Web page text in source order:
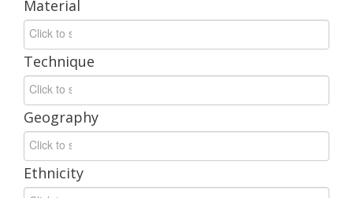
Material
Technique
Geography
Ethnicity